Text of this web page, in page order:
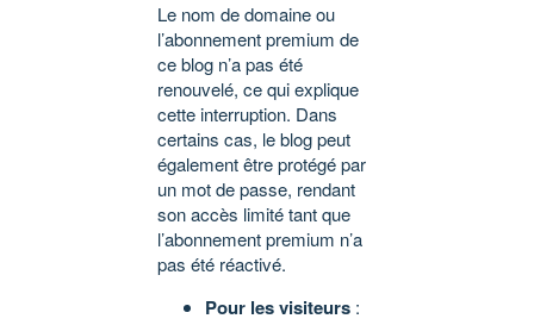
Le nom de domaine ou
l’abonnement premium de
ce blog n’a pas été
renouvelé, ce qui explique
cette interruption. Dans
certains cas, le blog peut
également être protégé par
un mot de passe, rendant
son accès limité tant que
l’abonnement premium n’a
pas été réactivé.
Pour les visiteurs :